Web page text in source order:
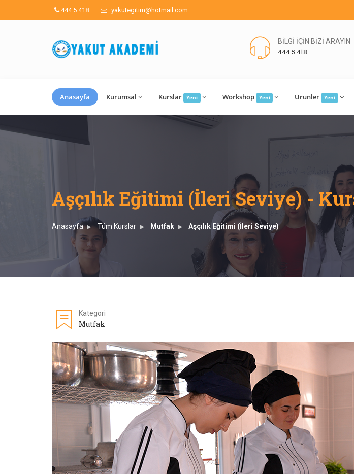
444 5 418 yakutegitim@hotmail.com
BİLGİ İÇİN BİZİ ARAYIN
444 5 418
Anasayfa Kurumsal Kurslar Yeni Workshop Yeni Ürünler Yeni
Aşçılık Eğitimi (İleri Seviye) -
Anasayfa Tüm Kurslar Mutfak Aşçılık Eğitimi (İleri Seviye)
Kategori
Mutfak